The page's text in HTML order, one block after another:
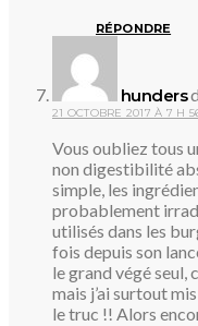
RÉPONDRE
hunders
21 OCTOBRE 2017 À 7 H
Vous oubliez tous
non digestibilité
simple, les
probablement
utilisés dans les
fois depuis son
le grand végé seul,
mais j’ai surtout
le truc !! Alors